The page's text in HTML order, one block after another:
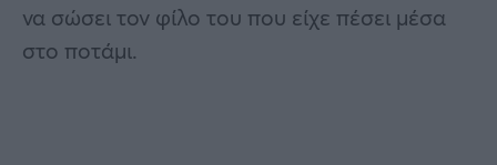
να σώσει τον φίλο του που είχε πέσει μέσα
στο ποτάμι.